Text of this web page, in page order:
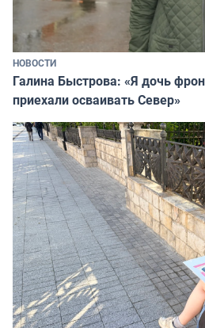
НОВОСТИ
Галина Быстрова: «Я дочь
приехали осваивать Север»